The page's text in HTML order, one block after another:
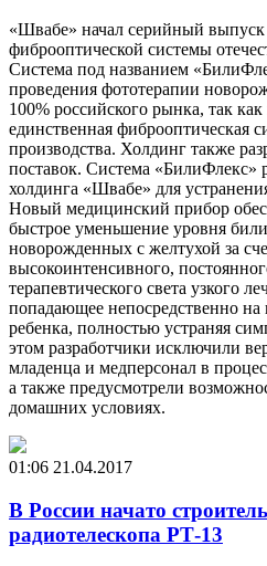
«Швабе» начал серийный
фиброоптической системы
Система под названием
проведения фототерапии
100% российского рынка, так
единственная фиброоптическая
производства. Холдинг также
поставок. Система «БилиФлекс»
холдинга «Швабе» для
Новый медицинский прибор
быстрое уменьшение уровня
новорожденных с желтухой за
высокоинтенсивного,
терапевтического света узкого
попадающее непосредственно на
ребенка, полностью устраняя
этом разработчики исключили
младенца и медперсонал в
а также предусмотрели
домашних условиях.
01:06 21.04.2017
В России начато
радиотелескопа РТ-13